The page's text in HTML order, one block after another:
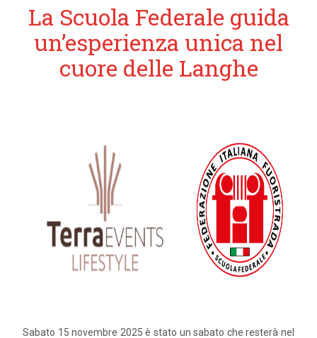
La Scuola Federale guida
un’esperienza unica nel
cuore delle Langhe
Sabato 15 novembre 2025 è stato un sabato che resterà nel